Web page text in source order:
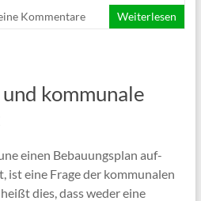
Kommentare Weiterlesen
kommunale
einen Bebau­ungs­plan auf­
ist eine Fra­ge der kom­mu­na­len
dies, dass weder eine